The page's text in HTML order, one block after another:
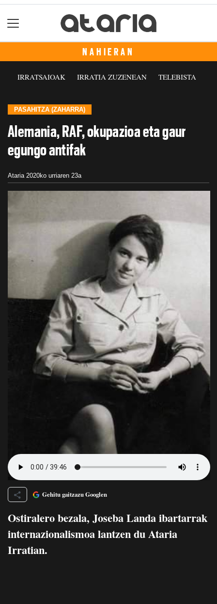
NAHIERAN
IRRATSAIOAK IRRATIA ZUZENEAN TELEBISTA
PASAHITZA (ZAHARRA)
Alemania, RAF, okupazioa eta gaur
egungo antifak
Ataria 2020ko urriaren 23a
Gehitu gaitzazu Googlen
Ostiralero bezala, Joseba Landa ibartarrak
internazionalismoa lantzen du Ataria
Irratian.